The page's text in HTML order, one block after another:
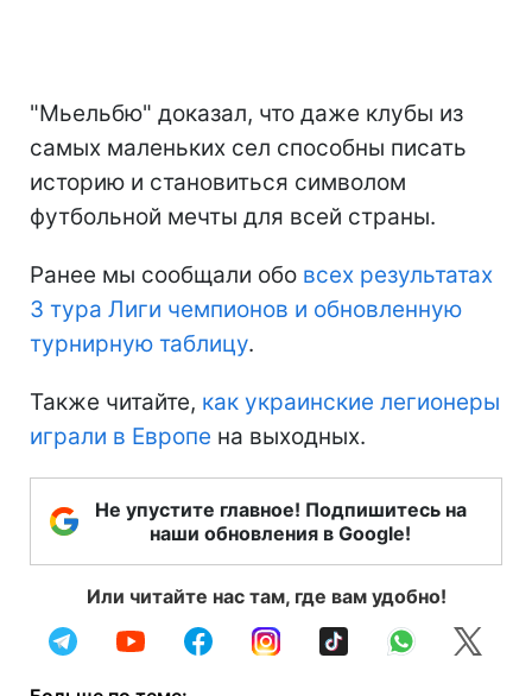
"Мьельбю" доказал, что даже клубы из
самых маленьких сел способны писать
историю и становиться символом
футбольной мечты для всей страны.
Ранее мы сообщали обо всех результатах
3 тура Лиги чемпионов и обновленную
турнирную таблицу.
Также читайте, как украинские легионеры
играли в Европе на выходных.
Не упустите главное! Подпишитесь на
наши обновления в Google!
Или читайте нас там, где вам удобно!